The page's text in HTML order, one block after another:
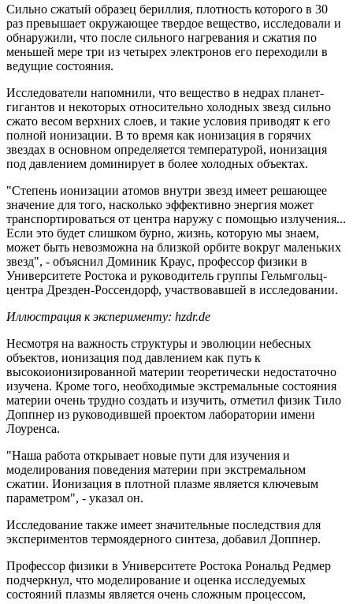
Сильно сжатый образец бериллия, плотность которого в 30
раз превышает окружающее твердое вещество, исследовали и
обнаружили, что после сильного нагревания и сжатия по
меньшей мере три из четырех электронов его переходили в
ведущие состояния.
Исследователи напомнили, что вещество в недрах планет-
гигантов и некоторых относительно холодных звезд сильно
сжато весом верхних слоев, и такие условия приводят к его
полной ионизации. В то время как ионизация в горячих
звездах в основном определяется температурой, ионизация
под давлением доминирует в более холодных объектах.
"Степень ионизации атомов внутри звезд имеет решающее
значение для того, насколько эффективно энергия может
транспортироваться от центра наружу с помощью излучения...
Если это будет слишком бурно, жизнь, которую мы знаем,
может быть невозможна на близкой орбите вокруг маленьких
звезд", - объяснил Доминик Краус, профессор физики в
Университете Ростока и руководитель группы Гельмгольц-
центра Дрезден-Россендорф, участвовавшей в исследовании.
Иллюстрация к эксперименту: hzdr.de
Несмотря на важность структуры и эволюции небесных
объектов, ионизация под давлением как путь к
высокоионизированной материи теоретически недостаточно
изучена. Кроме того, необходимые экстремальные состояния
материи очень трудно создать и изучить, отметил физик Тило
Доппнер из руководившей проектом лаборатории имени
Лоуренса.
"Наша работа открывает новые пути для изучения и
моделирования поведения материи при экстремальном
сжатии. Ионизация в плотной плазме является ключевым
параметром", - указал он.
Исследование также имеет значительные последствия для
экспериментов термоядерного синтеза, добавил Доппнер.
Профессор физики в Университете Ростока Рональд Редмер
подчеркнул, что моделирование и оценка исследуемых
состояний плазмы является очень сложным процессом,